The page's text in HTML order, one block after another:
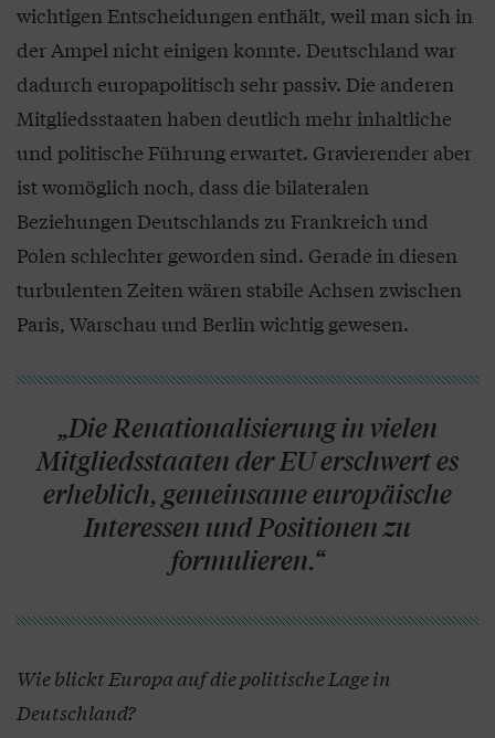
wichtigen Entscheidungen enthält, weil man sich in
der Ampel nicht einigen konnte. Deutschland war
dadurch europapolitisch sehr passiv. Die anderen
Mitgliedsstaaten haben deutlich mehr inhaltliche
und politische Führung erwartet. Gravierender aber
ist womöglich noch, dass die bilateralen
Beziehungen Deutschlands zu Frankreich und
Polen schlechter geworden sind. Gerade in diesen
turbulenten Zeiten wären stabile Achsen zwischen
Paris, Warschau und Berlin wichtig gewesen.
„Die Renationalisierung in vielen
Mitgliedsstaaten der EU erschwert es
erheblich, gemeinsame europäische
Interessen und Positionen zu
formulieren.“
Wie blickt Europa auf die politische Lage in
Deutschland?